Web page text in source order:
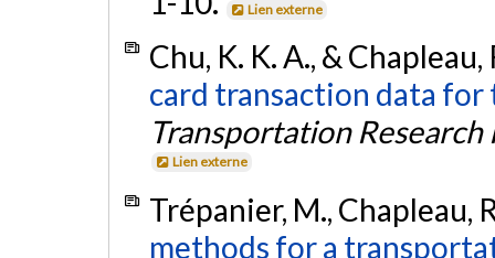
Lien externe
Chu, K. K. A., &
card transaction data
Transportation Research
Lien externe
Trépanier, M., Chapleau,
methods for a